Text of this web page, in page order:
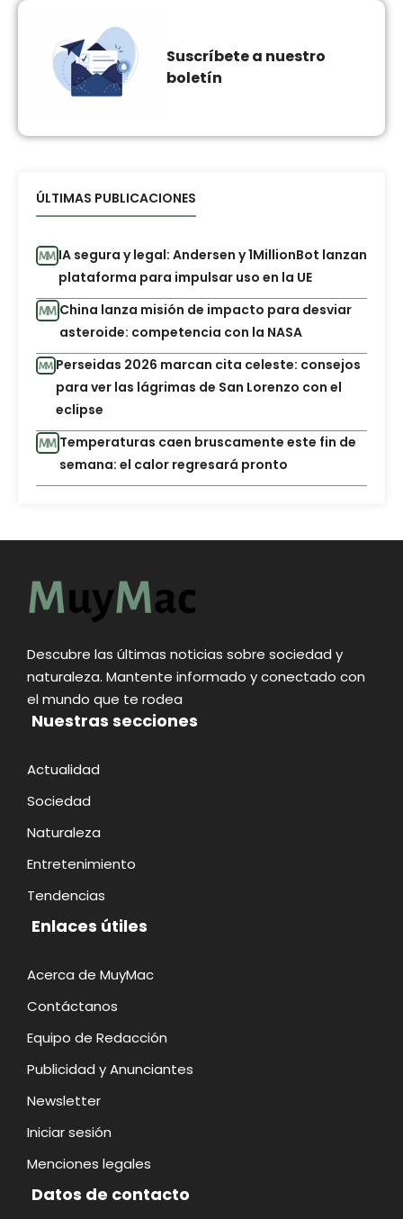
Suscríbete a nuestro
boletín
ÚLTIMAS PUBLICACIONES
IA segura y legal: Andersen y 1MillionBot lanzan
plataforma para impulsar uso en la UE
China lanza misión de impacto para desviar
asteroide: competencia con la NASA
Perseidas 2026 marcan cita celeste: consejos
para ver las lágrimas de San Lorenzo con el
eclipse
Temperaturas caen bruscamente este fin de
semana: el calor regresará pronto
Descubre las últimas noticias sobre sociedad y
naturaleza. Mantente informado y conectado con
el mundo que te rodea
Nuestras secciones
Actualidad
Sociedad
Naturaleza
Entretenimiento
Tendencias
Enlaces útiles
Acerca de MuyMac
Contáctanos
Equipo de Redacción
Publicidad y Anunciantes
Newsletter
Iniciar sesión
Menciones legales
Datos de contacto